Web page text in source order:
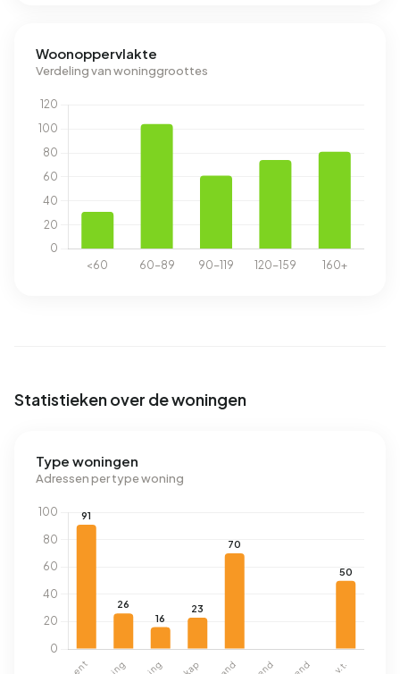
Woonoppervlakte
Verdeling van woninggroottes
Statistieken over de woningen
Type woningen
Adressen per type woning